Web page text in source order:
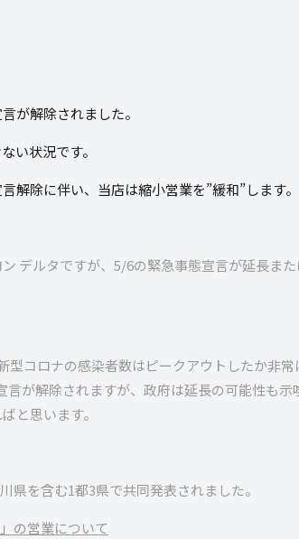
が解除されました。
い状況です。
解除に伴い、当店は縮小営業を”緩和”します。
デルタですが、5/6の緊急事態宣言が延長ま
型コロナの感染者数はピークアウトしたか非
が解除されますが、政府は延長の可能性も
と思います。
県を含む1都3県で共同発表されました。
の営業について